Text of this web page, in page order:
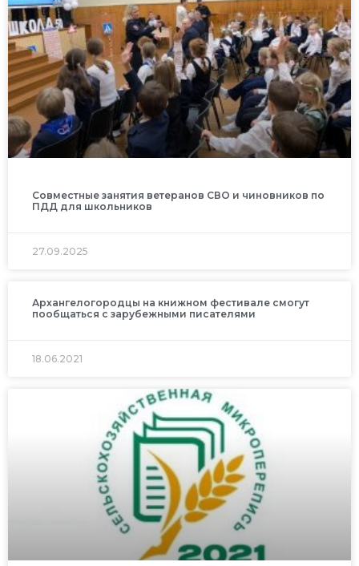
Совместные занятия ветеранов СВО и чиновников по
ПДД для школьников
27.09.2025
Архангелогородцы на книжном фестивале смогут
пообщаться с зарубежными писателями
18.06.2021